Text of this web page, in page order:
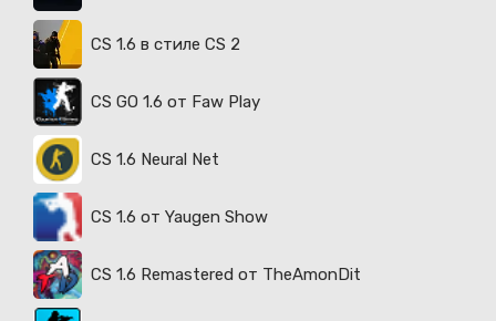
CS 1.6 в стиле CS 2
CS GO 1.6 от Faw Play
CS 1.6 Neural Net
CS 1.6 от Yaugen Show
CS 1.6 Remastered от TheAmonDit